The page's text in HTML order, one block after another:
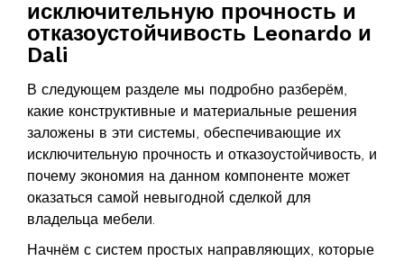
исключительную прочность и
отказоустойчивость Leonardo и
Dali
В следующем разделе мы подробно разберём,
какие конструктивные и материальные решения
заложены в эти системы, обеспечивающие их
исключительную прочность и отказоустойчивость, и
почему экономия на данном компоненте может
оказаться самой невыгодной сделкой для
владельца мебели.
Начнём с систем простых направляющих, которые